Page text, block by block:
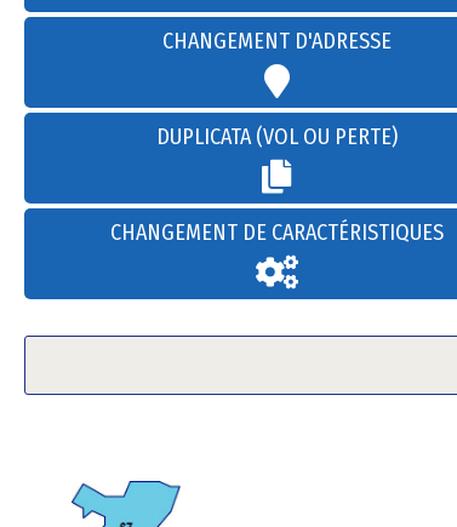
CHANGEMENT D'ADRESSE
DUPLICATA (VOL OU PERTE)
CHANGEMENT DE CARACTÉRISTIQUES